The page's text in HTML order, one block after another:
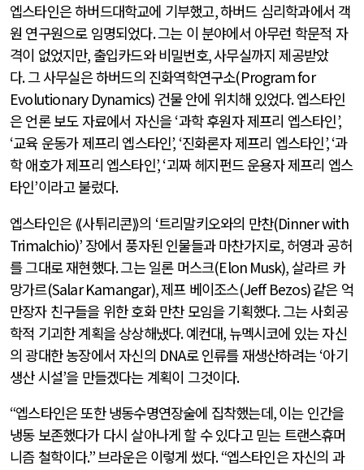
엡스타인은 하버드대학교에 기부했고,하버드 심리학과에서 객
원 연구원으로 임명되었다.그는 이 분야에서 아무런 학문적 자
격이 없었지만, 출입카드와 비밀번호,사무실까지 제공받았
다.그 사무실은 하버드의 진화역학연구소(Program for
Evolutionary Dynamics) 건물 안에 위치해 있었다.엡스타인
은 언론 보도 자료에서 자신을‘과학 후원자 제프리 엡스타인’,
‘교육 운동가 제프리 엡스타인’, ‘진화론자 제프리 엡스타인’, ‘과
학 애호가 제프리 엡스타인’, ‘괴짜 헤지펀드 운용자 제프리 엡스
타인’이라고 불렀다.
엡스타인은 ⟪사튀리콘⟫의 ‘트리말키오와의 만찬(Dinner with
Trimalchio)’ 장에서 풍자된 인물들과 마찬가지로,허영과 공허
를 그대로 재현했다.그는 일론 머스크(Elon Musk),살라르 카
망가르(Salar Kamangar),제프 베이조스(Jeff Bezos)같은 억
만장자 친구들을 위한 호화 만찬 모임을 기획했다.그는 사회공
학적 기괴한 계획을 상상해냈다.예컨대,뉴멕시코에 있는 자신
의 광대한 농장에서 자신의 DNA로 인류를 재생산하려는‘아기
생산 시설’을 만들겠다는 계획이 그것이다.
“엡스타인은 또한 냉동수명연장술에 집착했는데,이는 인간을
냉동 보존했다가 다시 살아나게 할 수 있다고 믿는 트랜스휴머
니즘 철학이다.”브라운은 이렇게 썼다. “엡스타인은 자신의 과